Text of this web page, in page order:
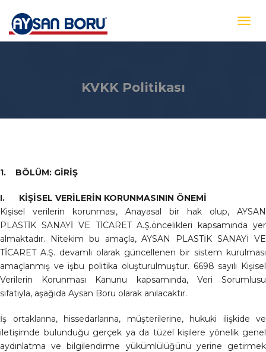
KVKK Politikası
1. BÖLÜM: GİRİŞ
I. KİŞİSEL VERİLERİN KORUNMASININ ÖNEMİ
Kişisel verilerin korunması, Anayasal bir hak olup, AYSAN
PLASTİK SANAYİ VE TİCARET A.Ş.öncelikleri kapsamında yer
almaktadır. Nitekim bu amaçla, AYSAN PLASTİK SANAYİ VE
TİCARET A.Ş. devamlı olarak güncellenen bir sistem kurulması
amaçlanmış ve işbu politika oluşturulmuştur. 6698 sayılı Kişisel
Verilerin Korunması Kanunu kapsamında, Veri Sorumlusu
sıfatıyla, aşağıda Aysan Boru olarak anılacaktır.
İş ortaklarına, hissedarlarına, müşterilerine, hukuki ilişkide ve
iletişimde bulunduğu gerçek ya da tüzel kişilere yönelik genel
aydınlatma ve bilgilendirme yükümlülüğünü yerine getirmek